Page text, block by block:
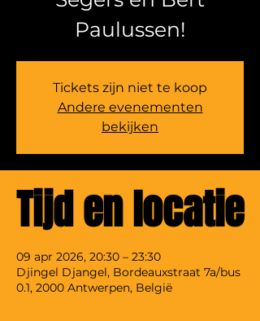
Paulussen!
Tickets zijn niet te koop
Andere evenementen
bekijken
Tijd en locatie
09 apr 2026, 20:30 – 23:30
Djingel Djangel, Bordeauxstraat 7a/bus
0.1, 2000 Antwerpen, België